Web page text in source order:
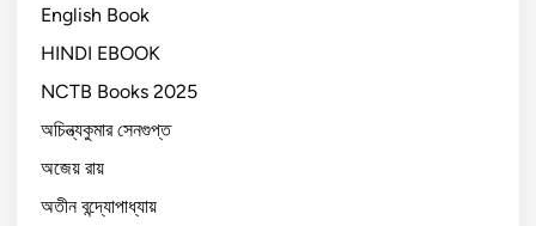
English Book
HINDI EBOOK
NCTB Books 2025
অচিন্ত্যকুমার সেনগুপ্ত
অজেয় রায়
অতীন বন্দ্যোপাধ্যায়